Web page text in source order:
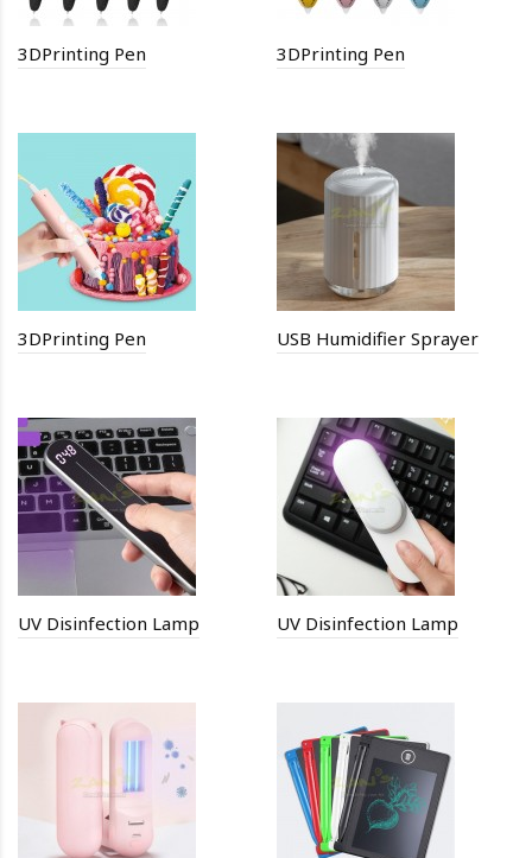
3DPrinting Pen 3DPrinting Pen
3DPrinting Pen USB Humidifier Sprayer
UV Disinfection Lamp UV Disinfection Lamp